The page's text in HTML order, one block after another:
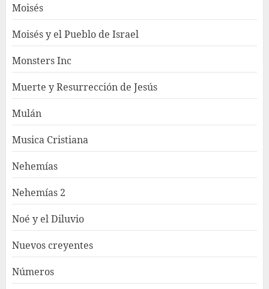
Moisés
Moisés y el Pueblo de Israel
Monsters Inc
Muerte y Resurrección de Jesús
Mulán
Musica Cristiana
Nehemías
Nehemías 2
Noé y el Diluvio
Nuevos creyentes
Números